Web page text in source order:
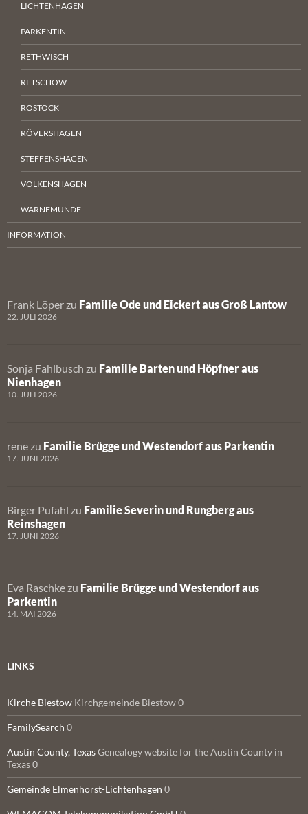
LICHTENHAGEN
PARKENTIN
RETHWISCH
RETSCHOW
ROSTOCK
RÖVERSHAGEN
STEFFENSHAGEN
VOLKENSHAGEN
WARNEMÜNDE
INFORMATION
Frank Löper zu Familie Ode und Eickert aus Groß Lantow
22. JULI 2026
Sonja Fahlbusch zu Familie Barten und Höpfner aus
Nienhagen
10. JULI 2026
rene zu Familie Brügge und Westendorf aus Parkentin
17. JUNI 2026
Birger Pufahl zu Familie Severin und Rungberg aus
Reinshagen
17. JUNI 2026
Eva Raschke zu Familie Brügge und Westendorf aus
Parkentin
14. MAI 2026
LINKS
Kirche Biestow Kirchgemeinde Biestow 0
FamilySearch 0
Austin County, TexasGenealogy website for the Austin County in
Texas 0
Gemeinde Elmenhorst-Lichtenhagen 0